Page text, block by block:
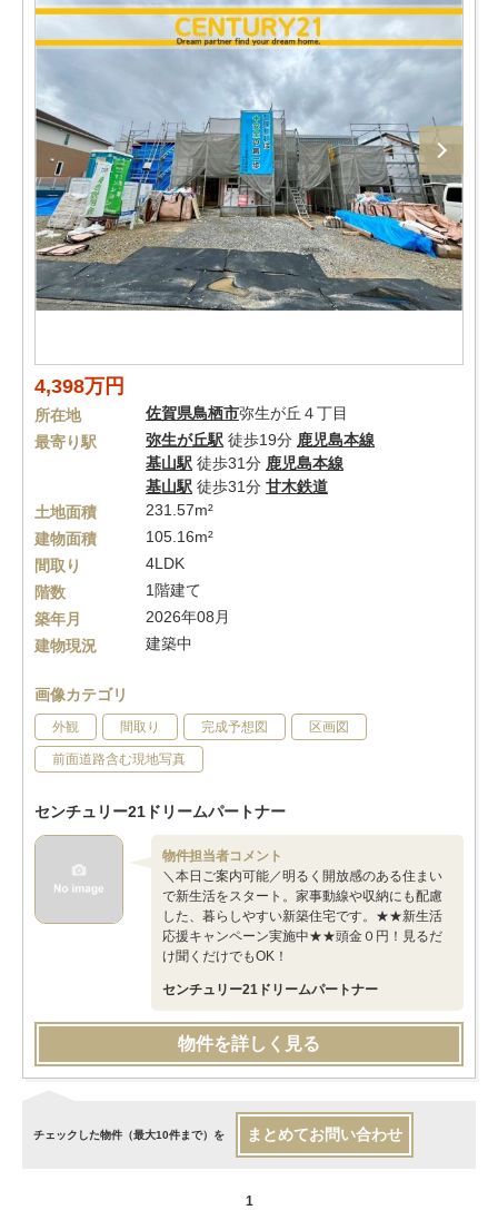
4,398万円
所在地 佐賀県鳥栖市弥生が丘４丁目
最寄り駅
弥生が丘駅 徒歩19分 鹿児島本線
基山駅 徒歩31分 鹿児島本線
基山駅 徒歩31分 甘木鉄道
土地面積
231.57m²
建物面積
105.16m²
間取り
4LDK
階数
1階建て
築年月
2026年08月
建物現況
建築中
画像カテゴリ
外観 間取り 完成予想図 区画図
前面道路含む現地写真
センチュリー21ドリームパートナー
物件担当者コメント
＼本日ご案内可能／明るく開放感のある住まい
で新生活をスタート。家事動線や収納にも配慮
した、暮らしやすい新築住宅です。★★新生活
応援キャンペーン実施中★★頭金０円！見るだ
け聞くだけでもOK！
センチュリー21ドリームパートナー
物件を詳しく見る
チェックした物件（最大10件まで）を まとめてお問い合わせ
1